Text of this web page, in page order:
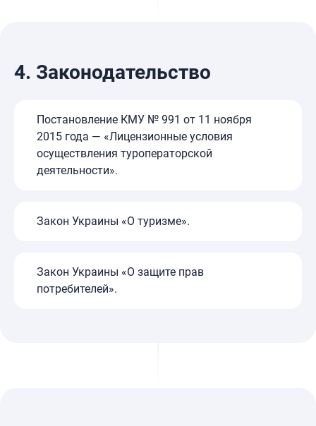
4. Законодательство
Постановление КМУ № 991 от 11 ноября
2015 года — «Лицензионные условия
осуществления туроператорской
деятельности».
Закон Украины «О туризме».
Закон Украины «О защите прав
потребителей».